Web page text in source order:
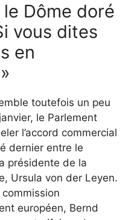
le Dôme doré
vous dites
en
toutefois un peu
le Parlement
l’accord commercial
dernier entre le
présidente de la
Ursula von der Leyen.
européen, Bernd